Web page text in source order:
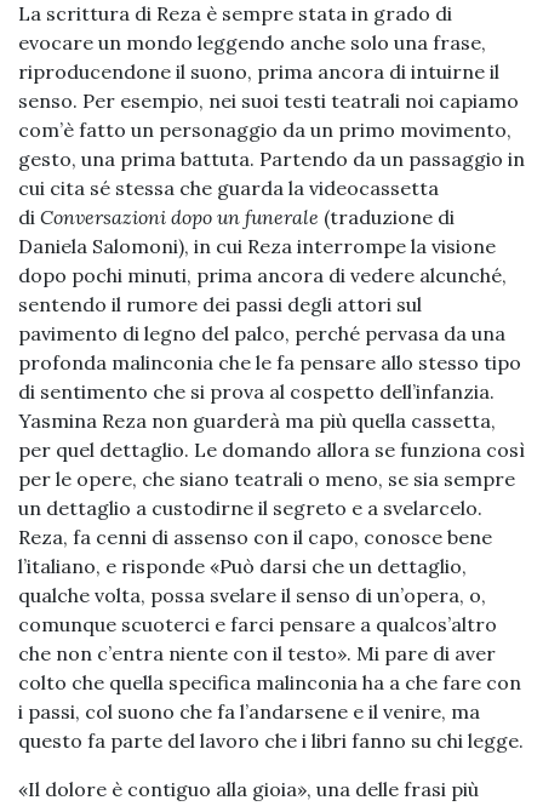
La scrittura di Reza è sempre stata in grado di
evocare un mondo leggendo anche solo una frase,
riproducendone il suono, prima ancora di intuirne il
senso. Per esempio, nei suoi testi teatrali noi capiamo
com’è fatto un personaggio da un primo movimento,
gesto, una prima battuta. Partendo da un passaggio in
cui cita sé stessa che guarda la videocassetta
di Conversazioni dopo un funerale (traduzione di
Daniela Salomoni), in cui Reza interrompe la visione
dopo pochi minuti, prima ancora di vedere alcunché,
sentendo il rumore dei passi degli attori sul
pavimento di legno del palco, perché pervasa da una
profonda malinconia che le fa pensare allo stesso tipo
di sentimento che si prova al cospetto dell’infanzia.
Yasmina Reza non guarderà ma più quella cassetta,
per quel dettaglio. Le domando allora se funziona così
per le opere, che siano teatrali o meno, se sia sempre
un dettaglio a custodirne il segreto e a svelarcelo.
Reza, fa cenni di assenso con il capo, conosce bene
l’italiano, e risponde «Può darsi che un dettaglio,
qualche volta, possa svelare il senso di un’opera, o,
comunque scuoterci e farci pensare a qualcos’altro
che non c’entra niente con il testo». Mi pare di aver
colto che quella specifica malinconia ha a che fare con
i passi, col suono che fa l’andarsene e il venire, ma
questo fa parte del lavoro che i libri fanno su chi legge.
«Il dolore è contiguo alla gioia», una delle frasi più